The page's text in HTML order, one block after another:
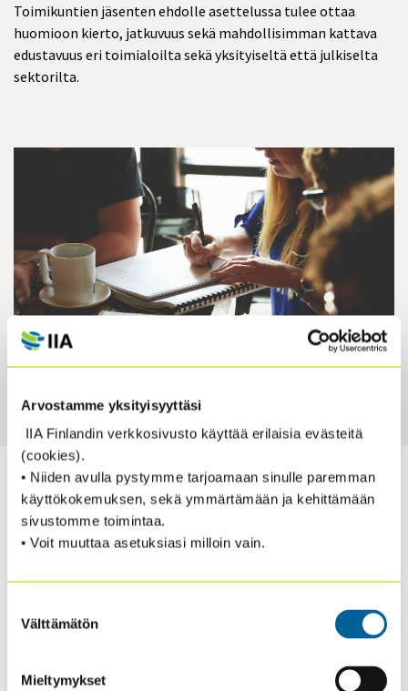
Arvostamme yksityisyyttäsi
IIA Finlandin verkkosivusto käyttää erilaisia evästeitä
(cookies).
• Niiden avulla pystymme tarjoamaan sinulle paremman
käyttökokemuksen, sekä ymmärtämään ja kehittämään
sivustomme toimintaa.
• Voit muuttaa asetuksiasi milloin vain.
valinta
Välttämätön
Mieltymykset
Toimikuntien jäsenten ehdolle asettelussa tulee ottaa
huomioon kierto, jatkuvuus sekä mahdollisimman kattava
edustavuus eri toimialoilta sekä yksityiseltä että julkiselta
sektorilta.